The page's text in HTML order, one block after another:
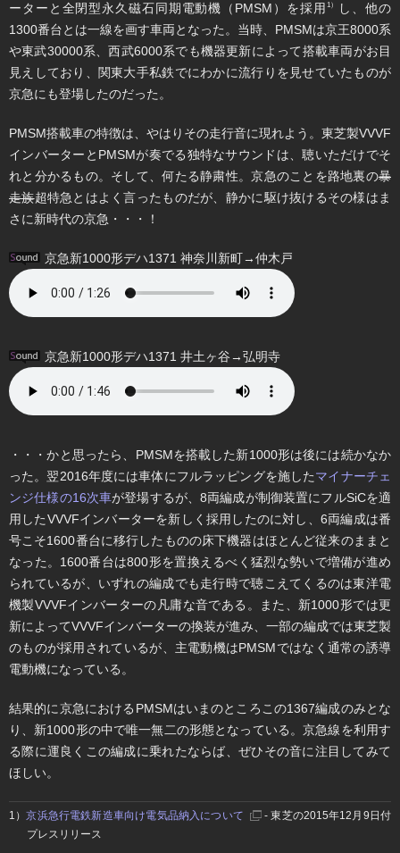
ーターと全閉型永久磁石同期電動機（PMSM）を採用 1）
し、他の
1300番台とは一線を画す車両となった。当時、PMSMは京王8000系
や東武30000系、西武6000系でも機器更新によって搭載車両がお目
見えしており、関東大手私鉄でにわかに流行りを見せていたものが
京急にも登場したのだった。
PMSM搭載車の特徴は、やはりその走行音に現れよう。東芝製VVVF
インバーターとPMSMが奏でる独特なサウンドは、聴いただけでそ
れと分かるもの。そして、何たる静粛性。京急のことを路地裏の暴
走族超特急とはよく言ったものだが、静かに駆け抜けるその様はま
さに新時代の京急・・・！
京急新1000形デハ1371 神奈川新町→仲木戸
京急新1000形デハ1371 井土ヶ谷→弘明寺
・・・かと思ったら、PMSMを搭載した新1000形は後には続かなか
った。翌2016年度には車体にフルラッピングを施したマイナーチェ
ンジ仕様の16次車が登場するが、8両編成が制御装置にフルSiCを適
用したVVVFインバーターを新しく採用したのに対し、6両編成は番
号こそ1600番台に移行したものの床下機器はほとんど従来のままと
なった。1600番台は800形を置換えるべく猛烈な勢いで増備が進め
られているが、いずれの編成でも走行時で聴こえてくるのは東洋電
機製VVVFインバーターの凡庸な音である。また、新1000形では更
新によってVVVFインバーターの換装が進み、一部の編成では東芝製
のものが採用されているが、主電動機はPMSMではなく通常の誘導
電動機になっている。
結果的に京急におけるPMSMはいまのところこの1367編成のみとな
り、新1000形の中で唯一無二の形態となっている。京急線を利用す
る際に運良くこの編成に乗れたならば、ぜひその音に注目してみて
ほしい。
1）京浜急行電鉄新造車向け電気品納入について
- 東芝の2015年12月9日付
プレスリリース